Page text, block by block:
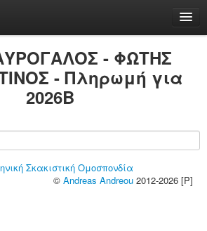
- ΦΩΤΗΣ
- Πληρωμή για
2026B
Σκακιστική Ομοσπονδία
© Andreas Andreou 2012-2026 [P]